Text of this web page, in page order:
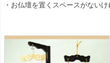
・お仏壇を置くスペースがない